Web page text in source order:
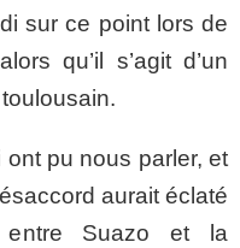
sur ce point lors de
qu’il s’agit d’un
pu nous parler, et
aurait éclaté
entre Suazo et la